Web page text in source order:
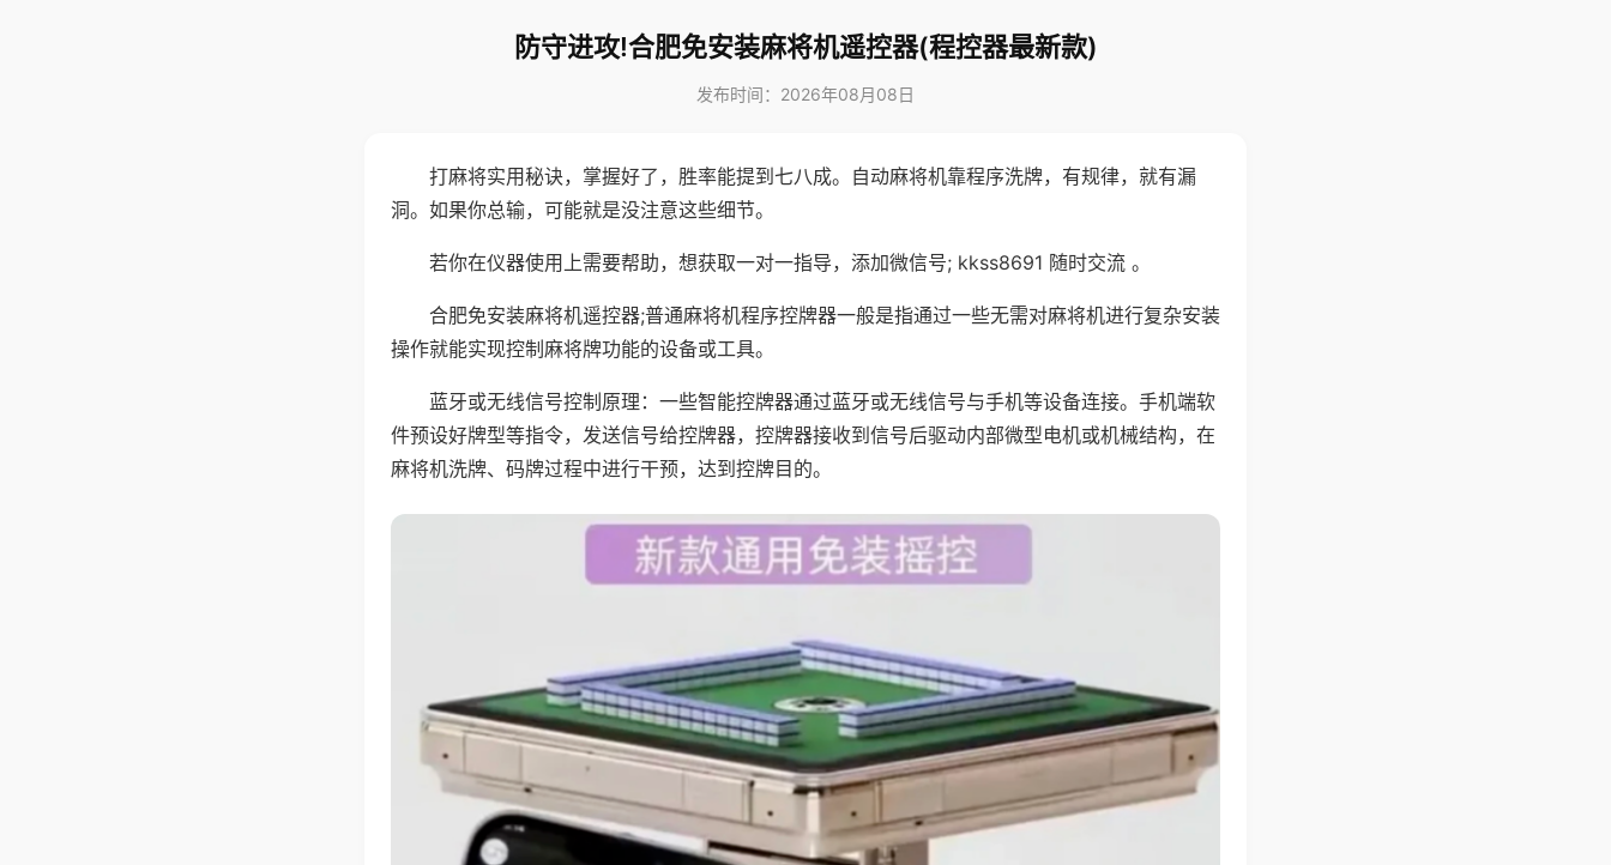
防守进攻!合肥免安装麻将机遥控器(程控器最新款)
发布时间：2026年08月08日
打麻将实用秘诀，掌握好了，胜率能提到七八成。自动麻将机靠程序洗牌，有规律，就有漏
洞。如果你总输，可能就是没注意这些细节。
若你在仪器使用上需要帮助，想获取一对一指导，添加微信号; kkss8691 随时交流 。
合肥免安装麻将机遥控器;普通麻将机程序控牌器一般是指通过一些无需对麻将机进行复杂安装
操作就能实现控制麻将牌功能的设备或工具。
蓝牙或无线信号控制原理：一些智能控牌器通过蓝牙或无线信号与手机等设备连接。手机端软
件预设好牌型等指令，发送信号给控牌器，控牌器接收到信号后驱动内部微型电机或机械结构，在
麻将机洗牌、码牌过程中进行干预，达到控牌目的。